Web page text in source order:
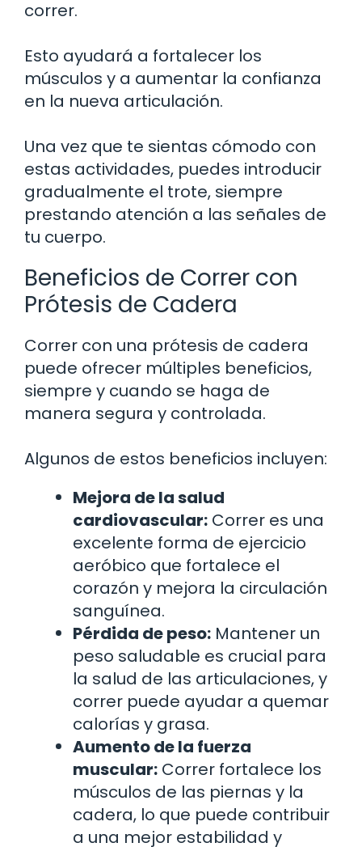
correr.
Esto ayudará a fortalecer los
músculos y a aumentar la confianza
en la nueva articulación.
Una vez que te sientas cómodo con
estas actividades, puedes introducir
gradualmente el trote, siempre
prestando atención a las señales de
tu cuerpo.
Beneficios de Correr con
Prótesis de Cadera
Correr con una prótesis de cadera
puede ofrecer múltiples beneficios,
siempre y cuando se haga de
manera segura y controlada.
Algunos de estos beneficios incluyen:
Mejora de la salud
cardiovascular: Correr es una
excelente forma de ejercicio
aeróbico que fortalece el
corazón y mejora la circulación
sanguínea.
Pérdida de peso: Mantener un
peso saludable es crucial para
la salud de las articulaciones, y
correr puede ayudar a quemar
calorías y grasa.
Aumento de la fuerza
muscular: Correr fortalece los
músculos de las piernas y la
cadera, lo que puede contribuir
a una mejor estabilidad y